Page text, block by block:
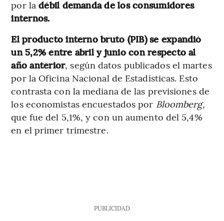
por ladébil demanda de los consumidores
internos.
El producto interno bruto (PIB) se expandió
un 5,2% entre abril y junio con respecto al
año anterior, según datos publicados el martes
por la Oficina Nacional de Estadísticas. Esto
contrasta con la mediana de las previsiones de
los economistas encuestados por Bloomberg,
que fue del 5,1%, y con un aumento del 5,4%
en el primer trimestre.
PUBLICIDAD